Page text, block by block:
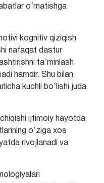
o‘rnatishga
kognitiv qiziqish
nafaqat dastur
ta’minlash
hamdir. Shu bilan
kuchli bo‘lishi juda
ijtimoiy hayotda
o‘ziga xos
rivojlanadi va